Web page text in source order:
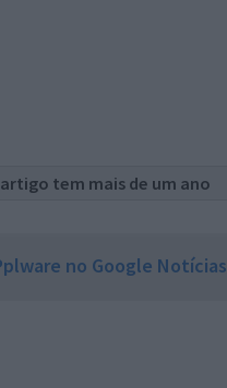
tem mais de um ano
no Google Notícias